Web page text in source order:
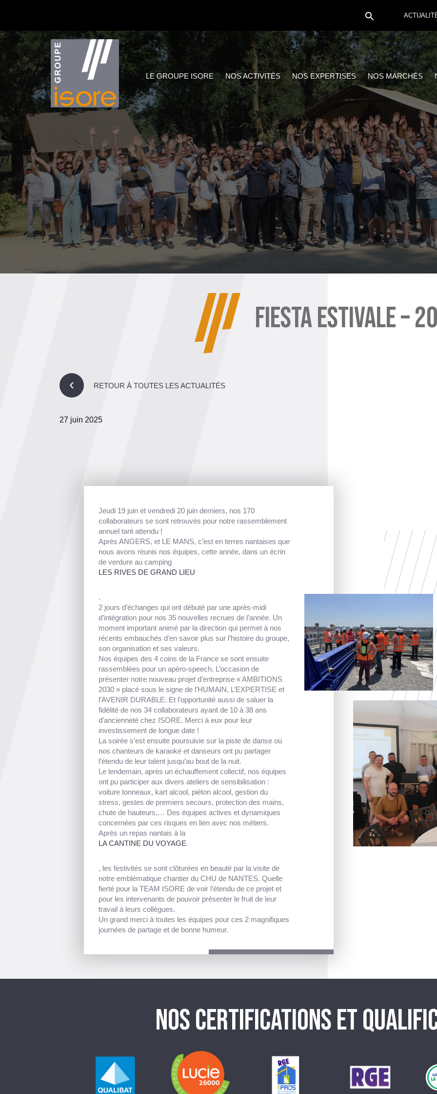
LE GROUPE ISORE NOS ACTIVITÉS NOS EXPERTISES NOS MARCHÉS
FIESTA ESTIVALE –
› RETOUR À TOUTES LES ACTUALITÉS
27 juin 2025
Jeudi 19 juin et vendredi 20 juin derniers, nos 170
collaborateurs se sont retrouvés pour notre rassemblement
annuel tant attendu !
Après ANGERS, et LE MANS, c’est en terres nantaises que
nous avons réunis nos équipes, cette année, dans un écrin
de verdure au camping
LES RIVES DE GRAND LIEU
.
2 jours d’échanges qui ont débuté par une après-midi
d’intégration pour nos 35 nouvelles recrues de l’année. Un
moment important animé par la direction qui permet à nos
récents embauchés d’en savoir plus sur l’histoire du groupe,
son organisation et ses valeurs.
Nos équipes des 4 coins de la France se sont ensuite
rassemblées pour un apéro-speech. L’occasion de
présenter notre nouveau projet d’entreprise « AMBITIONS
2030 » placé sous le signe de l’HUMAIN, L’EXPERTISE et
l’AVENIR DURABLE. Et l’opportunité aussi de saluer la
fidélité de nos 34 collaborateurs ayant de 10 à 38 ans
d’ancienneté chez ISORE. Merci à eux pour leur
investissement de longue date !
La soirée s’est ensuite poursuivie sur la piste de danse où
nos chanteurs de karaoké et danseurs ont pu partager
l’étendu de leur talent jusqu’au bout de la nuit.
Le lendemain, après un échauffement collectif, nos équipes
ont pu participer aux divers ateliers de sensibilisation :
voiture tonneaux, kart alcool, piéton alcool, gestion du
stress, gestes de premiers secours, protection des mains,
chute de hauteurs,… Des équipes actives et dynamiques
concernées par ces risques en lien avec nos métiers.
Après un repas nantais à la
LA CANTINE DU VOYAGE
, les festivités se sont clôturées en beauté par la visite de
notre emblématique chantier du CHU de NANTES. Quelle
fierté pour la TEAM ISORE de voir l’étendu de ce projet et
pour les intervenants de pouvoir présenter le fruit de leur
travail à leurs collègues.
Un grand merci à toutes les équipes pour ces 2 magnifiques
journées de partage et de bonne humeur.
NOS CERTIFICATIONS ET